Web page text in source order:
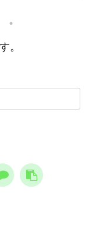
、ノス
け込
人類滅
しむ、
。 ノ
の大予
ラダム
合、
。